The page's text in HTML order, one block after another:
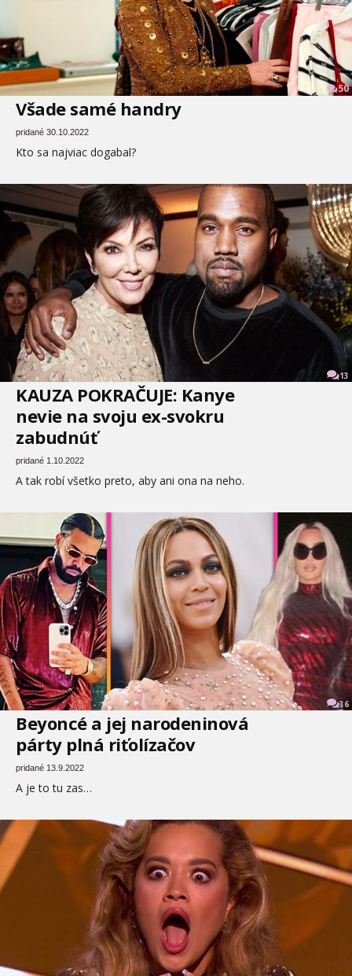
50
Všade samé handry
pridané 30.10.2022
Kto sa najviac dogabal?
13
KAUZA POKRAČUJE: Kanye
nevie na svoju ex-svokru
zabudnúť
pridané 1.10.2022
A tak robí všetko preto, aby ani ona na neho.
36
Beyoncé a jej narodeninová
párty plná riťolízačov
pridané 13.9.2022
A je to tu zas…